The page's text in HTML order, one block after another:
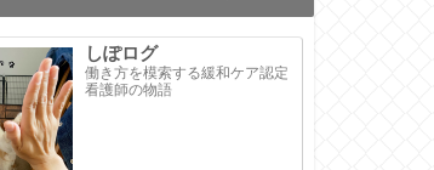
しぽログ
働き方を模索する緩和ケア認定
看護師の物語